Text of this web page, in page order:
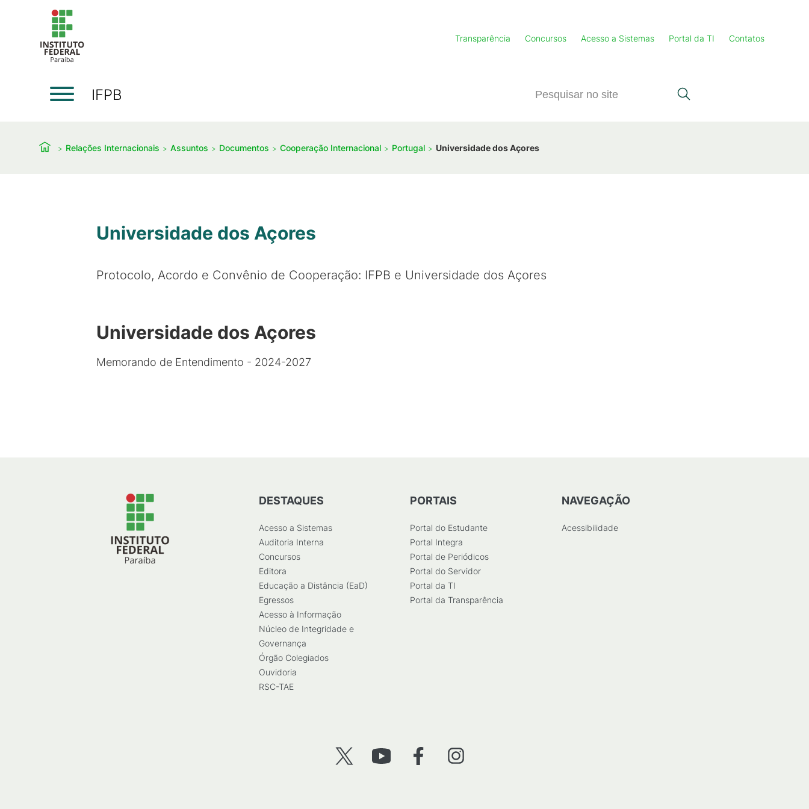
Transparência Concursos Acesso a Sistemas Portal da TI Contatos
IFPB
Relações Internacionais Assuntos Documentos Cooperação Internacional Portugal Universidade dos Açores
Universidade dos Açores
Protocolo, Acordo e Convênio de Cooperação: IFPB e Universidade dos Açores
Universidade dos Açores
Memorando de Entendimento - 2024-2027
DESTAQUES
Acesso a Sistemas
Auditoria Interna
Concursos
Editora
Educação a Distância (EaD)
Egressos
Acesso à Informação
Núcleo de Integridade e
Governança
Órgão Colegiados
Ouvidoria
RSC-TAE
PORTAIS
Portal do Estudante
Portal Integra
Portal de Periódicos
Portal do Servidor
Portal da TI
Portal da Transparência
NAVEGAÇÃO
Acessibilidade